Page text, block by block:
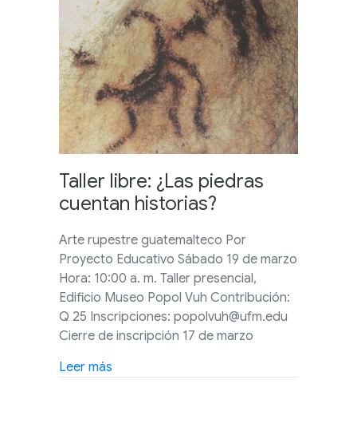
Taller libre: ¿Las piedras
cuentan historias?
Arte rupestre guatemalteco Por
Proyecto Educativo Sábado 19 de marzo
Hora: 10:00 a. m. Taller presencial,
Edificio Museo Popol Vuh Contribución:
Q 25 Inscripciones: popolvuh@ufm.edu
Cierre de inscripción 17 de marzo
Leer más